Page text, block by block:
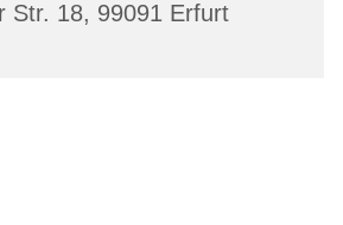
Str. 18, 99091 Erfurt